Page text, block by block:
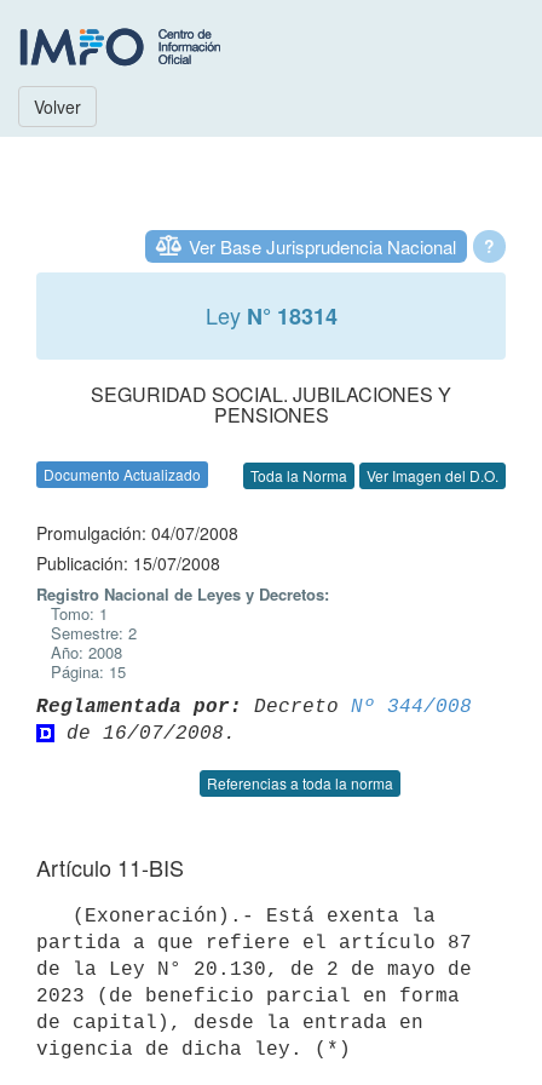
Volver
?
Ver Base Jurisprudencia Nacional
Ley N° 18314
SEGURIDAD SOCIAL. JUBILACIONES Y
PENSIONES
Documento Actualizado Toda la Norma Ver Imagen del D.O.
Promulgación: 04/07/2008
Publicación: 15/07/2008
Registro Nacional de Leyes y Decretos:
Tomo: 1
Semestre: 2
Año: 2008
Página: 15
Reglamentada por: Decreto Nº 344/008
Referencias a toda la norma
Artículo 11-BIS
partida a que refiere el artículo 87
de la Ley N° 20.130, de 2 de mayo de
2023 (de beneficio parcial en forma
de capital), desde la entrada en
vigencia de dicha ley. (*)